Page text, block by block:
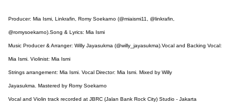
Producer: Mia Ismi, Linkrafin, Romy Soekarno (@miaismi11, @linkrafin,
@romysoekarno).Song & Lyrics: Mia Ismi
Music Producer & Arranger: Willy Jayasukma (@willy_jayasukma).Vocal and Backing Vocal:
Mia Ismi. Violinist: Mia Ismi
Strings arrangement: Mia Ismi. Vocal Director: Mia Ismi. Mixed by Willy
Jayasukma. Mastered by Romy Soekarno
Vocal and Violin track recorded at JBRC (Jalan Bank Rock City) Studio - Jakarta